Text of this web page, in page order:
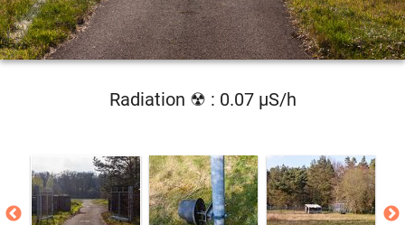
Radiation ☢ : 0.07 µS/h